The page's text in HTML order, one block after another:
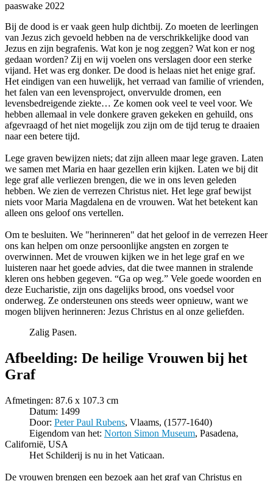
paaswake 2022
Bij de dood is er vaak geen hulp dichtbij. Zo moeten de leerlingen
van Jezus zich gevoeld hebben na de verschrikkelijke dood van
Jezus en zijn begrafenis. Wat kon je nog zeggen? Wat kon er nog
gedaan worden? Zij en wij voelen ons verslagen door een sterke
vijand. Het was erg donker. De dood is helaas niet het enige graf.
Het eindigen van een huwelijk, het verraad van familie of vrienden,
het falen van een levensproject, onvervulde dromen, een
levensbedreigende ziekte… Ze komen ook veel te veel voor. We
hebben allemaal in vele donkere graven gekeken en gehuild, ons
afgevraagd of het niet mogelijk zou zijn om de tijd terug te draaien
naar een betere tijd.
Lege graven bewijzen niets; dat zijn alleen maar lege graven. Laten
we samen met Maria en haar gezellen erin kijken. Laten we bij dit
lege graf alle verliezen brengen, die we in ons leven geleden
hebben. We zien de verrezen Christus niet. Het lege graf bewijst
niets voor Maria Magdalena en de vrouwen. Wat het betekent kan
alleen ons geloof ons vertellen.
Om te besluiten. We "herinneren" dat het geloof in de verrezen Heer
ons kan helpen om onze persoonlijke angsten en zorgen te
overwinnen. Met de vrouwen kijken we in het lege graf en we
luisteren naar het goede advies, dat die twee mannen in stralende
kleren ons hebben gegeven. “Ga op weg.” Vele goede woorden en
deze Eucharistie, zijn ons dagelijks brood, ons voedsel voor
onderweg. Ze ondersteunen ons steeds weer opnieuw, want we
mogen blijven herinneren: Jezus Christus en al onze geliefden.
Zalig Pasen.
Afbeelding: De heilige Vrouwen bij het
Graf
Afmetingen: 87.6 x 107.3 cm
Datum: 1499
Door: Peter Paul Rubens, Vlaams, (1577-1640)
Eigendom van het: Norton Simon Museum, Pasadena,
Californië, USA
Het Schilderij is nu in het Vaticaan.
De vrouwen brengen een bezoek aan het graf van Christus en